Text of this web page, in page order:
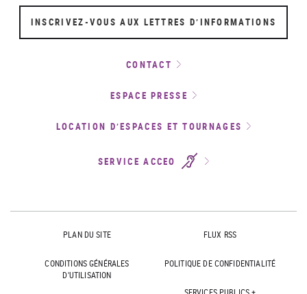
INSCRIVEZ-VOUS AUX LETTRES D’INFORMATIONS
CONTACT
ESPACE PRESSE
LOCATION D’ESPACES ET TOURNAGES
SERVICE ACCEO
PLAN DU SITE FLUX RSS
CONDITIONS GÉNÉRALES
D'UTILISATION
POLITIQUE DE CONFIDENTIALITÉ
SERVICES PUBLICS +